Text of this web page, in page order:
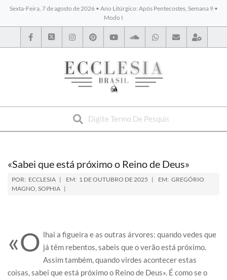
Sexta-Feira, 7 de agosto de 2026 • Ano Litúrgico: Após Pentecostes, Semana 9 •
Modo I
BYBLOS
«Sabei que está próximo o Reino de Deus»
POR: ECCLESIA EM: 1 DE OUTUBRO DE 2025 EM: GREGÓRIO
MAGNO, SOPHIA
«O lhai a figueira e as outras árvores: quando vedes que
já têm rebentos, sabeis que o verão está próximo.
Assim também, quando virdes acontecer estas
coisas, sabei que está próximo o Reino de Deus». É como se o